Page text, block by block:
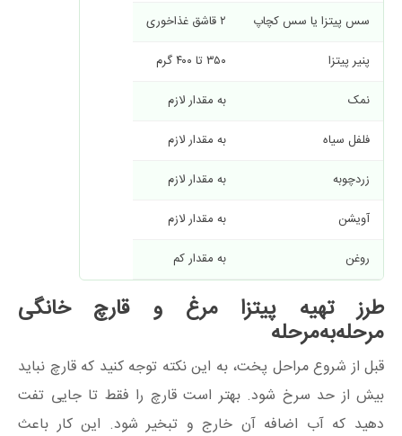
سس پیتزا یا سس کچاپ
۲ قاشق غذاخوری
پنیر پیتزا
۳۵۰ تا ۴۰۰ گرم
نمک
به مقدار لازم
فلفل سیاه
به مقدار لازم
زردچوبه
به مقدار لازم
آویشن
به مقدار لازم
روغن
به مقدار کم
طرز تهیه پیتزا مرغ و قارچ خانگی
مرحله‌به‌مرحله
قبل از شروع مراحل پخت، به این نکته توجه کنید که قارچ نباید
بیش از حد سرخ شود. بهتر است قارچ را فقط تا جایی تفت
دهید که آب اضافه آن خارج و تبخیر شود. این کار باعث